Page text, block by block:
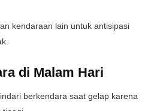
kendaraan lain untuk antisipasi
di Malam Hari
berkendara saat gelap karena